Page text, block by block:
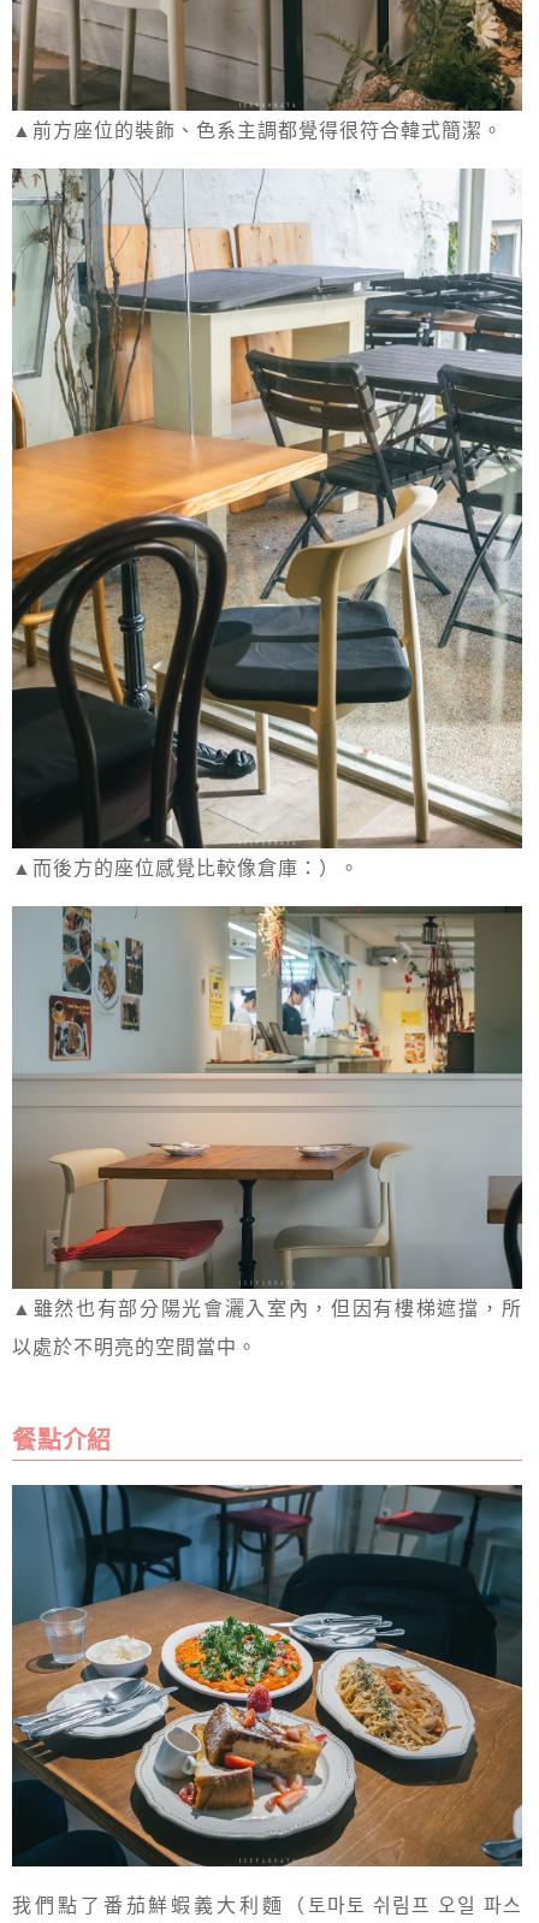
▲前方座位的裝飾、色系主調都覺得很符合韓式簡潔。
▲而後方的座位感覺比較像倉庫：）。
▲雖然也有部分陽光會灑入室內，但因有樓梯遮擋，所
以處於不明亮的空間當中。
餐點介紹
我們點了番茄鮮蝦義大利麵（토마토 쉬림프 오일 파스